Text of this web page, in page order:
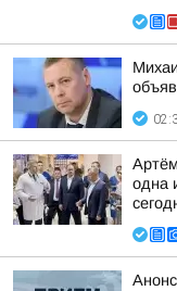
одна